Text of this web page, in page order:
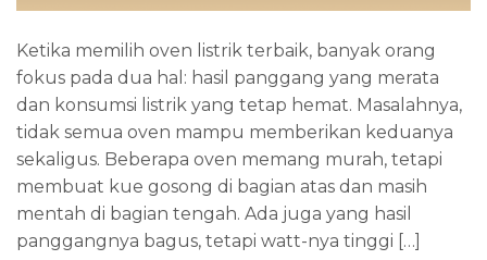
Ketika memilih oven listrik terbaik, banyak orang
fokus pada dua hal: hasil panggang yang merata
dan konsumsi listrik yang tetap hemat. Masalahnya,
tidak semua oven mampu memberikan keduanya
sekaligus. Beberapa oven memang murah, tetapi
membuat kue gosong di bagian atas dan masih
mentah di bagian tengah. Ada juga yang hasil
panggangnya bagus, tetapi watt-nya tinggi […]